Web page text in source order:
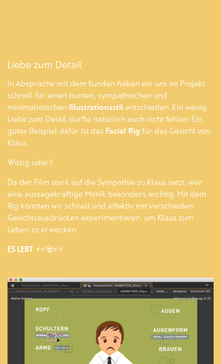
Liebe zum Detail
In Absprache mit dem Kunden haben wir uns im Projekt
schnell für einen bunten, sympathischen und
minimalistischen Illustrationsstil entschieden. Ein wenig
Liebe zum Detail durfte natürlich auch nicht fehlen. Ein
gutes Beispiel dafür ist das Facial Rig für das Gesicht von
Klaus.
Witzig oder?
Da der Film stark auf die Sympathie zu Klaus setzt, war
eine aussagekräftige Mimik besonders wichtig. Mit dem
Rig konnten wir schnell und effektiv mit verschieden
Gesichtsausdrücken experimentieren, um Klaus zum
Leben zu erwecken.
ES LEBT ⚡⚡🧟⚡⚡